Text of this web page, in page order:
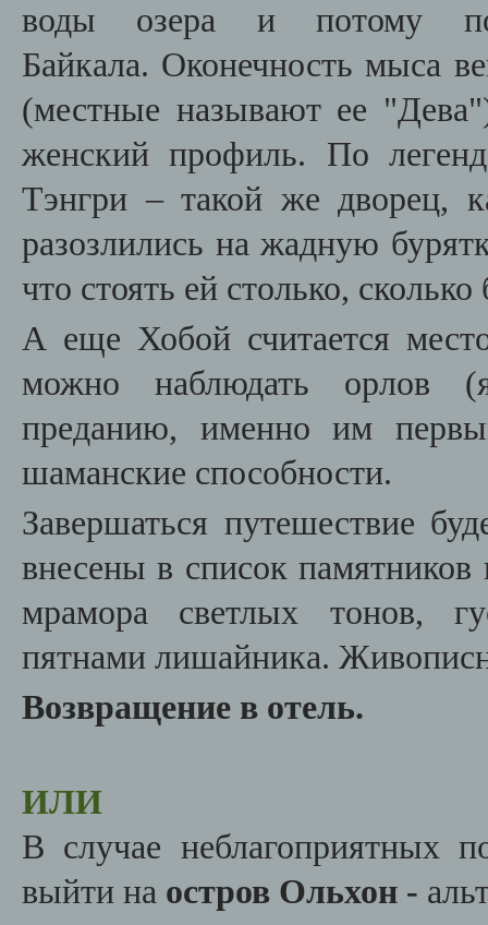
воды озера и потому
Байкала. Оконечность мыса
(местные называют ее
женский профиль. По
Тэнгри – такой же дворец,
разозлились на жадную
что стоять ей столько,
А еще Хобой считается
можно наблюдать орлов
преданию, именно им
шаманские способности.
Завершаться путешествие
внесены в список
мрамора светлых тонов,
пятнами лишайника.
Возвращение в отель.
ИЛИ
В случае неблагоприятных
выйти на остров Ольхон -